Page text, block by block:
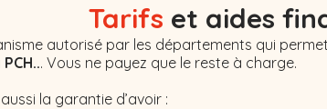
Tarifs et aides
autorisé par les départements qui
PCH... Vous ne payez que le reste à charge.
la garantie d’avoir :